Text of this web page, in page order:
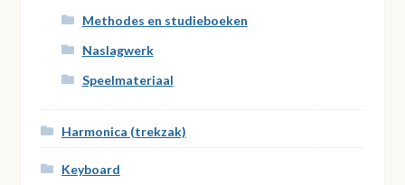
Methodes en studieboeken
Naslagwerk
Speelmateriaal
Harmonica (trekzak)
Keyboard